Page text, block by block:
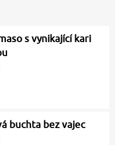
s vynikající kari
buchta bez vajec